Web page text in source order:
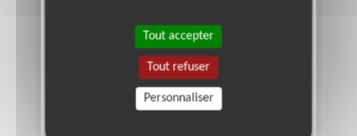
Tout accepter
Tout refuser
Personnaliser